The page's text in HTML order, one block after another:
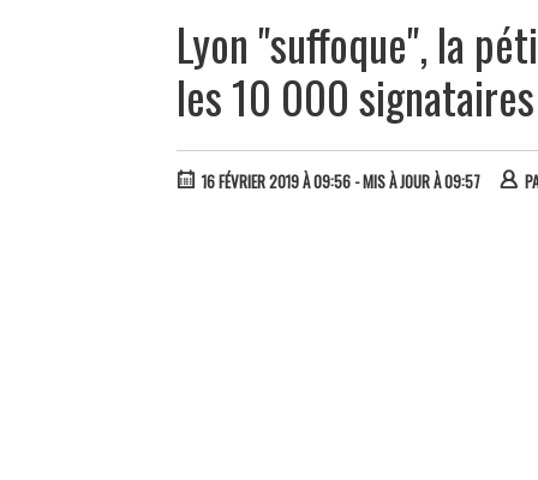
Lyon "suffoque", la
les 10 000 signataires
16 FÉVRIER 2019 À 09:56 - MIS À JOUR À 09:57